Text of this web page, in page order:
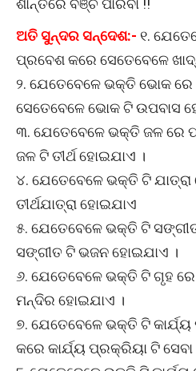
ଶାନ୍ତିରେ ବଞ୍ଚି ପାରିବା !!
ଅତି ସୁନ୍ଦର ସନ୍ଦେଶ:- ୧.
ପ୍ରବେଶ କରେ ସେତେବେଳେ
୨. ଯେତେବେଳେ ଭକ୍ତି ଭୋକ
ସେତେବେଳେ ଭୋକ ଟି ଉପବାସ
୩. ଯେତେବେଳେ ଭକ୍ତି ଜଳ ରେ
ଜଳ ଟି ତୀର୍ଥ ହୋଇଯାଏ ।
୪. ଯେତେବେଳେ ଭକ୍ତି ଟି
ତୀର୍ଥଯାତ୍ରା ହୋଇଯାଏ
୫. ଯେତେବେଳେ ଭକ୍ତି ଟି
ସଙ୍ଗୀତ ଟି ଭଜନ ହୋଇଯାଏ ।
୬. ଯେତେବେଳେ ଭକ୍ତି ଟି ଗୃହ
ମନ୍ଦିର ହୋଇଯାଏ ।
୭. ଯେତେବେଳେ ଭକ୍ତି ଟି
କରେ କାର୍ଯ୍ୟ ପ୍ରକ୍ରିୟା ଟି